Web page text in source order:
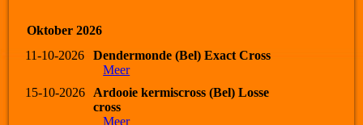
Oktober 2026
11-10-2026
Dendermonde (Bel) Exact Cross
Meer
15-10-2026
Ardooie kermiscross (Bel) Losse
cross
Meer